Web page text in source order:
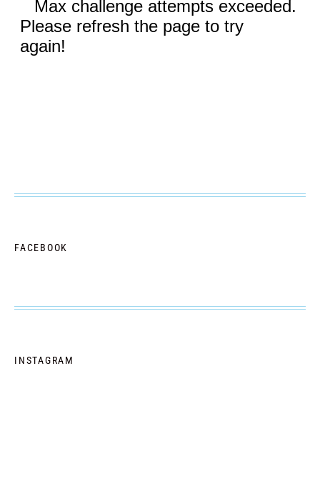
FACEBOOK
INSTAGRAM